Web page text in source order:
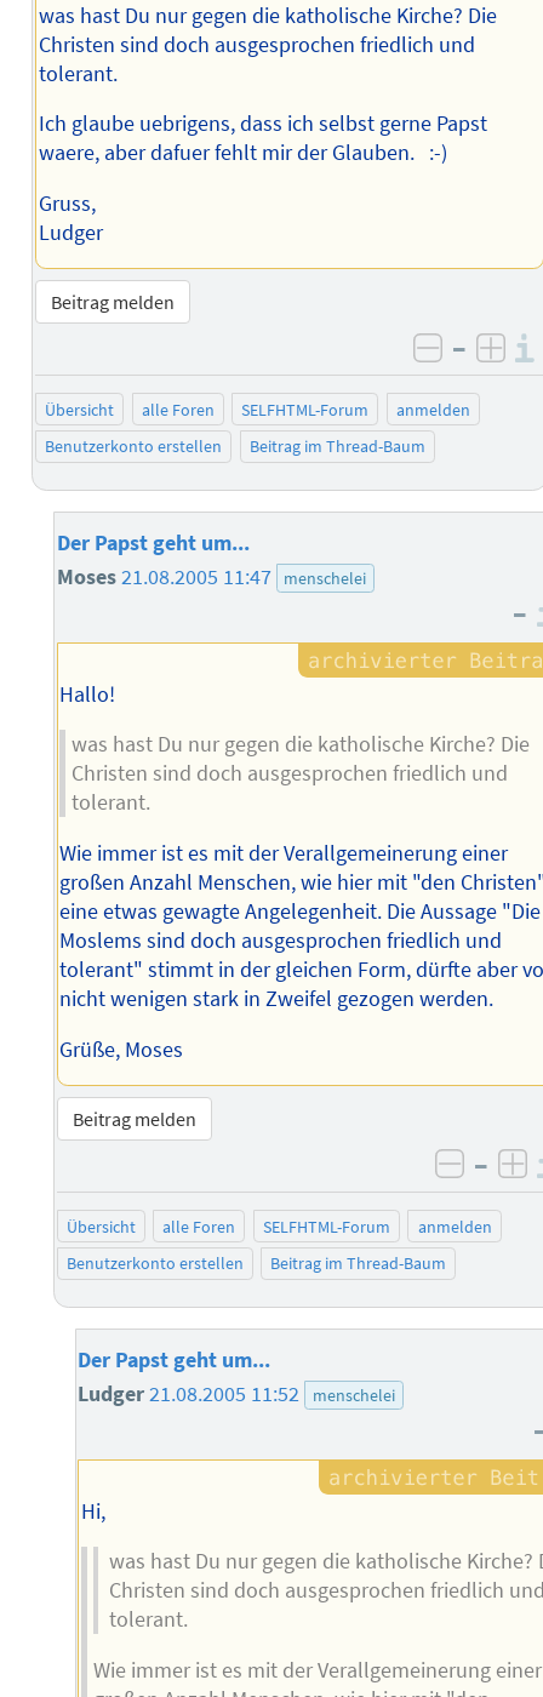
was hast Du nur gegen die katholische Kirche? Die
Christen sind doch ausgesprochen friedlich und
tolerant.
Ich glaube uebrigens, dass ich selbst gerne Papst
waere, aber dafuer fehlt mir der Glauben. :-)
Gruss,
Ludger
Beitrag melden
negativ
–
Übersicht alle Foren SELFHTML-Forum
anmelden
Benutzerkonto erstellen
Beitrag im Thread-Baum
Der Papst geht um...
Moses21.08.2005 11:47 menschelei
–
Hallo!
was hast Du nur gegen die katholische Kirche? Die
Christen sind doch ausgesprochen friedlich und
tolerant.
Wie immer ist es mit der Verallgemeinerung einer
großen Anzahl Menschen, wie hier mit "den
eine etwas gewagte Angelegenheit. Die Aussage "Die
Moslems sind doch ausgesprochen friedlich und
tolerant" stimmt in der gleichen Form, dürfte aber
nicht wenigen stark in Zweifel gezogen werden.
Grüße, Moses
Beitrag melden
–
Übersicht alle Foren SELFHTML-Forum
anmelden
Benutzerkonto erstellen
Beitrag im Thread-Baum
Der Papst geht um...
Ludger21.08.2005 11:52 menschelei
Hi,
was hast Du nur gegen die katholische Kirche?
Christen sind doch ausgesprochen friedlich
tolerant.
Wie immer ist es mit der Verallgemeinerung einer